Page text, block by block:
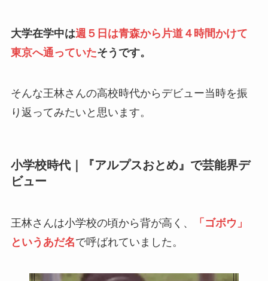
大学在学中は週５日は青森から片道４時間かけて
東京へ通っていたそうです。
そんな王林さんの高校時代からデビュー当時を振
り返ってみたいと思います。
小学校時代｜『アルプスおとめ』で芸能界デ
ビュー
王林さんは小学校の頃から背が高く、
「ゴボウ」
というあだ名で呼ばれていました。